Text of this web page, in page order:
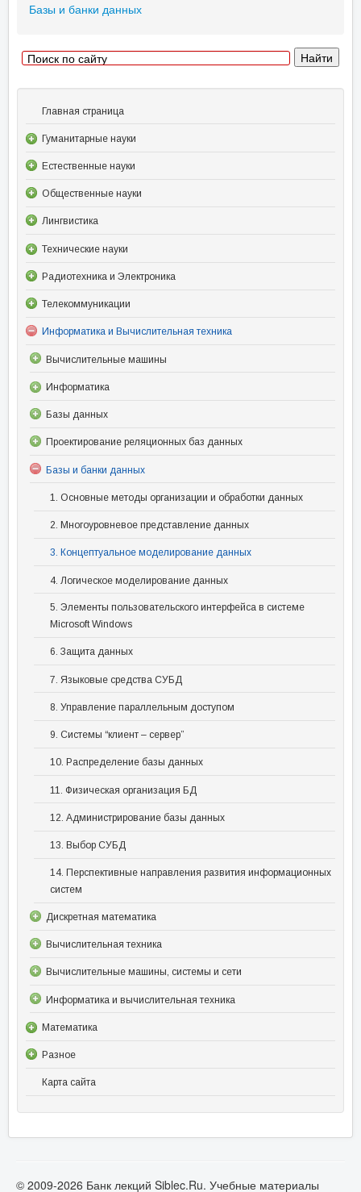
Базы и банки данных
Главная страница
Гуманитарные науки
Естественные науки
Общественные науки
Лингвистика
Технические науки
Радиотехника и Электроника
Телекоммуникации
Информатика и Вычислительная техника
Вычислительные машины
Информатика
Базы данных
Проектирование реляционных баз данных
Базы и банки данных
1. Основные методы организации и обработки данных
2. Многоуровневое представление данных
3. Концептуальное моделирование данных
4. Логическое моделирование данных
5. Элементы пользовательского интерфейса в системе
Microsoft Windows
6. Защита данных
7. Языковые средства СУБД
8. Управление параллельным доступом
9. Системы “клиент – сервер”
10. Распределение базы данных
11. Физическая организация БД
12. Администрирование базы данных
13. Выбор СУБД
14. Перспективные направления развития информационных
систем
Дискретная математика
Вычислительная техника
Вычислительные машины, системы и сети
Информатика и вычислительная техника
Математика
Разное
Карта сайта
© 2009-2026 Банк лекций Siblec.Ru. Учебные материалы